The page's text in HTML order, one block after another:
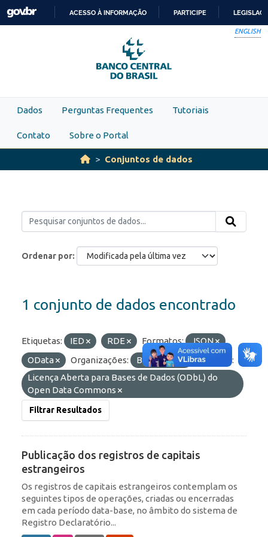
Skip to main content
PARA
O
CONTEÚDO
ACESSO À INFORMAÇÃO PARTICIPE
ENGLISH
Dados Perguntas Frequentes Tutoriais
Contato Sobre o Portal
Conjuntos de dados
Ordenar por
1 conjunto de dados encontrado
Etiquetas: IED RDE Formatos:
JSON
OData
Organizações: BCB/Dstat
Licenças:
Licença Aberta para Bases de Dados (ODbL) do
Open Data Commons
Filtrar Resultados
Publicação dos registros de capitais
estrangeiros
Os registros de capitais estrangeiros contemplam os
seguintes tipos de operações, criadas ou encerradas
em cada período data-base, no âmbito do sistema de
Registro Declaratório...